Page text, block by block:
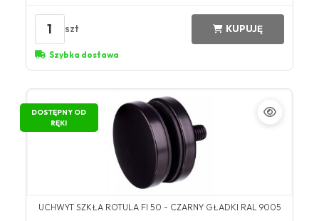
1 szt KUPUJĘ
Szybka dostawa
DOSTĘPNY OD
RĘKI
UCHWYT SZKŁA ROTULA FI 50 - CZARNY GŁADKI RAL 9005